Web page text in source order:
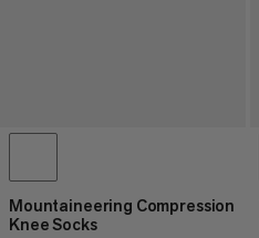
Mountaineering Compression
Knee Socks